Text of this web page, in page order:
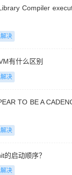
Compiler
决
有什么区别
决
TO BE A
决
的启动顺序？
决